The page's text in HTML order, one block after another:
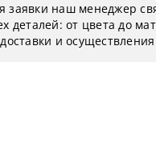
заявки наш менеджер
деталей: от цвета до
и